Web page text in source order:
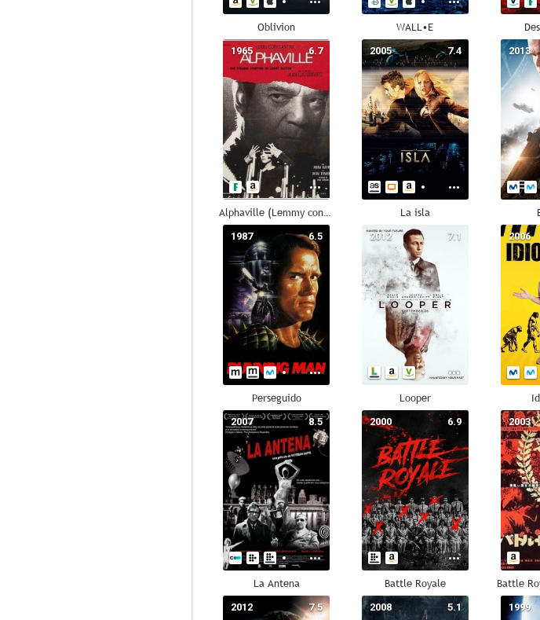
Oblivion WALL•E
6.7
1965
Alphaville (Lemmy contra Alphaville)
7.4
2005
La isla
2013
6.5
1987
Perseguido
7.1
2012
Looper
2006
8.5
2007
La Antena
6.9
2000
Battle Royale
2003
7.5
2012 5.1
2008 1999